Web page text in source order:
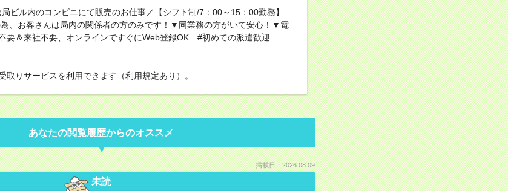
ビル内のコンビニにて販売のお仕事／【シフト制/7：00～15：00勤務】
、お客さんは局内の関係者の方のみです！▼同業務の方がいて安心！▼電
要＆来社不要、オンラインですぐにWeb登録OK #初めての派遣歓迎
りサービスを利用できます（利用規定あり）。
あなたの閲覧履歴からのオススメ
掲載日：2026.08.09
未読